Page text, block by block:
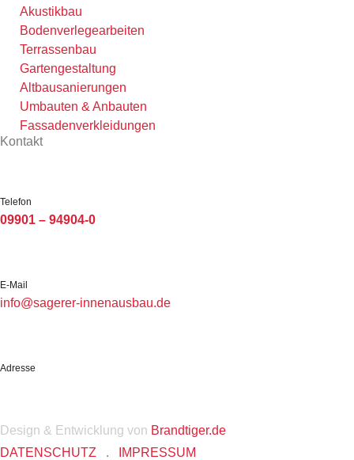
Akustikbau
Bodenverlegearbeiten
Terrassenbau
Gartengestaltung
Altbausanierungen
Umbauten & Anbauten
Fassadenverkleidungen
Kontakt
Telefon
09901 – 94904-0
E-Mail
info@sagerer-innenausbau.de
Adresse
Design & Entwicklung von Brandtiger.de
DATENSCHUTZ
. IMPRESSUM